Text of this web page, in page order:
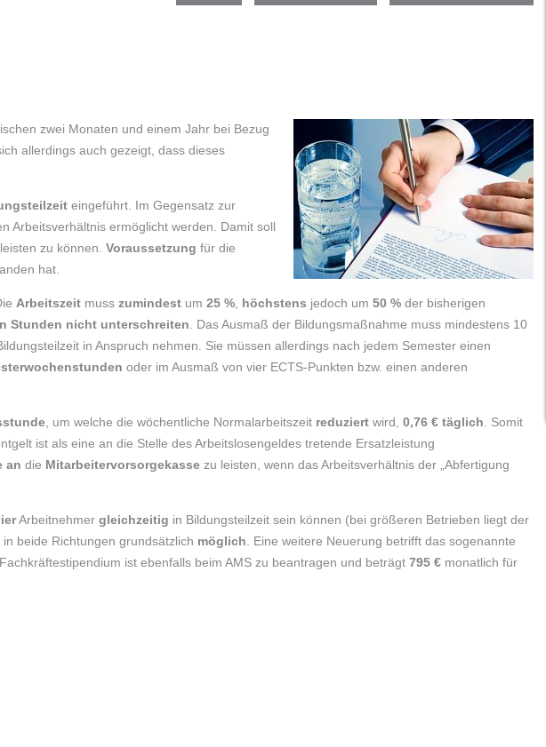
zwei Monaten und einem Jahr bei Bezug
allerdings auch gezeigt, dass dieses
eingeführt. Im Gegensatz zur
Arbeitsverhältnis ermöglicht werden. Damit soll
zu können.Voraussetzung für die
hat.
Arbeitszeit musszumindest um25 %, höchstens jedoch um50 % der bisherigen
Stunden nicht unterschreiten. Das Ausmaß der Bildungsmaßnahme muss mindestens 10
in Anspruch nehmen. Sie müssen allerdings nach jedem Semester einen
oder im Ausmaß von vier ECTS-Punkten bzw. einen anderen
, um welche die wöchentliche Normalarbeitszeit reduziert wird,0,76 € täglich. Somit
ist als eine an die Stelle des Arbeitslosengeldes tretende Ersatzleistung
an die Mitarbeitervorsorgekasse zu leisten, wenn das Arbeitsverhältnis der „Abfertigung
Arbeitnehmergleichzeitig in Bildungsteilzeit sein können (bei größeren Betrieben liegt der
beide Richtungen grundsätzlich möglich. Eine weitere Neuerung betrifft das sogenannte
ist ebenfalls beim AMS zu beantragen und beträgt795 € monatlich für